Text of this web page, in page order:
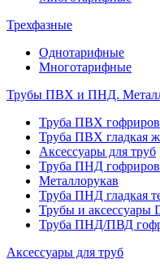
Трехфазные
Однотарифные
Многотарифные
Трубы ПВХ и ПНД.
Труба ПВХ
Труба ПВХ гладкая
Аксессуары для труб
Труба ПНД
Металлорукав
Труба ПНД гладкая
Трубы и аксессуары
Труба ПНД/ПВД
Аксессуары для труб